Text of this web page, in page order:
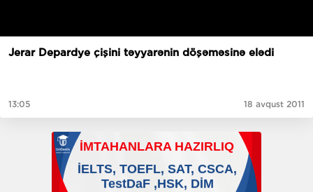
Jerar Depardye çişini təyyarənin döşəməsinə elədi
13:05 18 avqust 2011